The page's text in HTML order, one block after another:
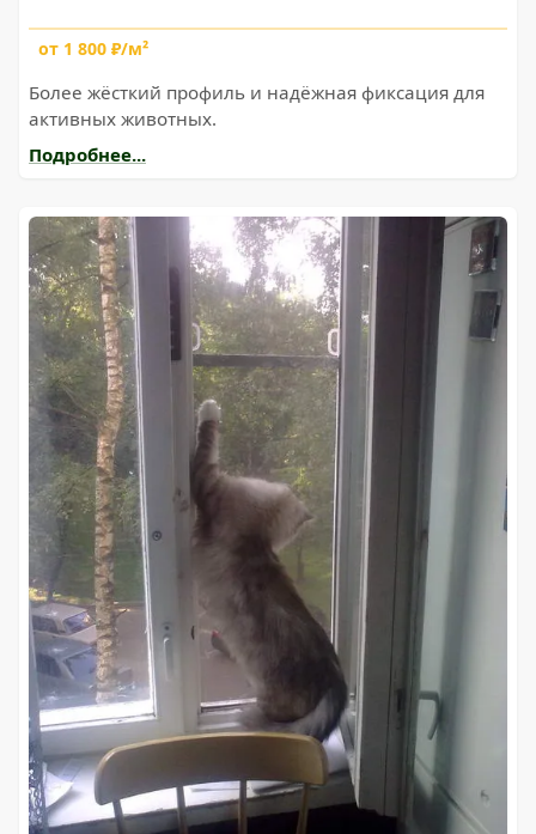
от 1 800 ₽/м²
Более жёсткий профиль и надёжная фиксация для
активных животных.
Подробнее...